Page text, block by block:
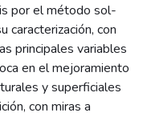
por el método sol-
con
principales variables
en el mejoramiento
y superficiales
con miras a